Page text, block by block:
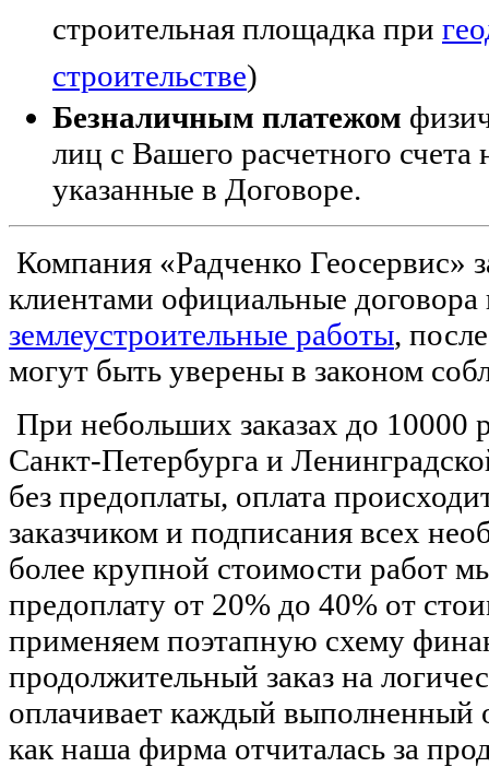
строительная площадка при
строительстве)
Безналичным платежом
лиц с Вашего расчетного счета
указанные в Договоре.
Компания «Радченко Геосервис»
клиентами официальные договора
землеустроительные работы,
могут быть уверены в законом
При небольших заказах до 10000
Санкт-Петербурга и
без предоплаты, оплата
заказчиком и подписания всех
более крупной стоимости работ
предоплату от 20% до 40% от
применяем поэтапную схему
продолжительный заказ на
оплачивает каждый выполненный
как наша фирма отчиталась за